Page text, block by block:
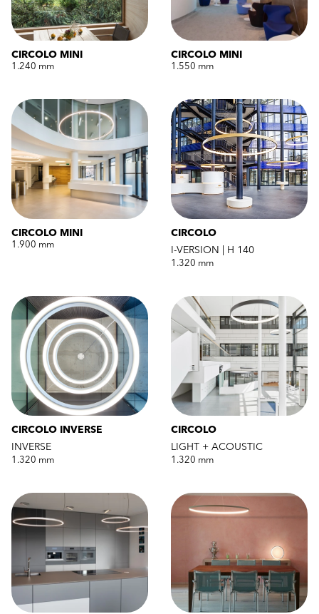
CIRCOLO MINI
1.240 mm
CIRCOLO MINI
1.550 mm
CIRCOLO MINI
1.900 mm
CIRCOLO
I-VERSION | H 140
1.320 mm
CIRCOLO INVERSE
INVERSE
1.320 mm
CIRCOLO
LIGHT + ACOUSTIC
1.320 mm